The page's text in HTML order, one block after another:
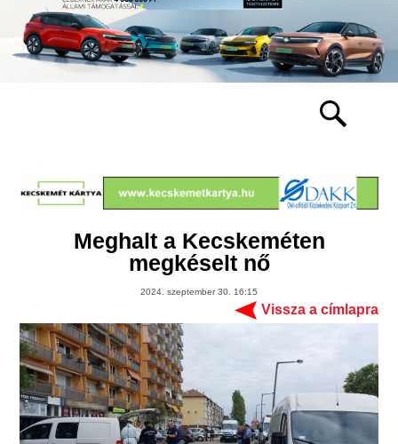
Meghalt a Kecskeméten
megkéselt nő
2024. szeptember 30. 16:15
Vissza a címlapra